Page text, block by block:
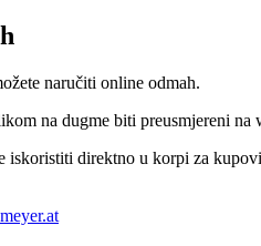
naručiti online odmah.
na dugme biti preusmjereni
iskoristiti direktno u korpi za